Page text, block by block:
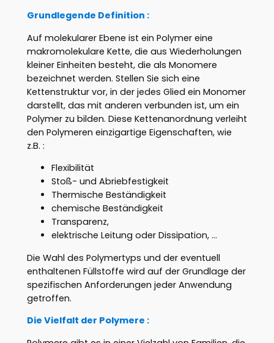
Grundlegende Definition :
Auf molekularer Ebene ist ein Polymer eine
makromolekulare Kette, die aus Wiederholungen
kleiner Einheiten besteht, die als Monomere
bezeichnet werden. Stellen Sie sich eine
Kettenstruktur vor, in der jedes Glied ein Monomer
darstellt, das mit anderen verbunden ist, um ein
Polymer zu bilden. Diese Kettenanordnung verleiht
den Polymeren einzigartige Eigenschaften, wie
z.B. :
Flexibilität
Stoß- und Abriebfestigkeit
Thermische Beständigkeit
chemische Beständigkeit
Transparenz,
elektrische Leitung oder Dissipation, …
Die Wahl des Polymertyps und der eventuell
enthaltenen Füllstoffe wird auf der Grundlage der
spezifischen Anforderungen jeder Anwendung
getroffen.
Die Vielfalt der Polymere :